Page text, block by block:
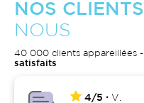
NOS CLIENTS
NOUS
40 000 clients appareillées -
satisfaits
4/5
V.